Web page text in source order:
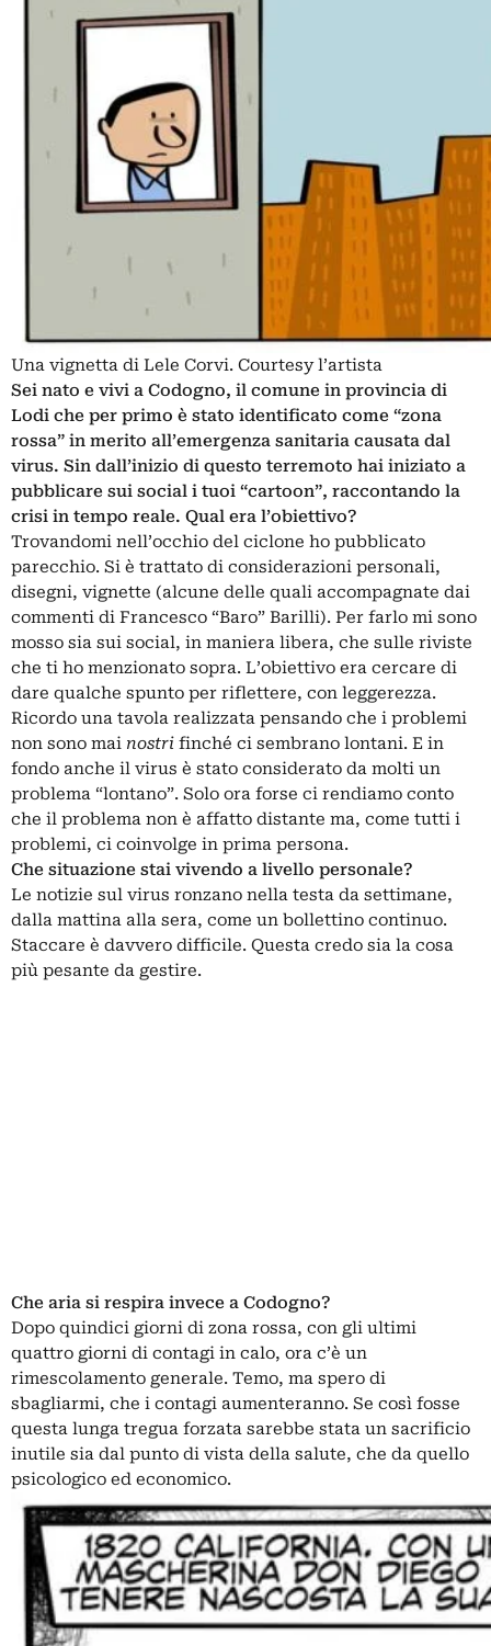
Una vignetta di Lele Corvi. Courtesy l’artista
Sei nato e vivi a Codogno, il comune in provincia di
Lodi che per primo è stato identificato come “zona
rossa” in merito all’emergenza sanitaria causata dal
virus. Sin dall’inizio di questo terremoto hai iniziato a
pubblicare sui social i tuoi “cartoon”, raccontando la
crisi in tempo reale. Qual era l’obiettivo?
Trovandomi nell’occhio del ciclone ho pubblicato
parecchio. Si è trattato di considerazioni personali,
disegni, vignette (alcune delle quali accompagnate dai
commenti di Francesco “Baro” Barilli). Per farlo mi sono
mosso sia sui social, in maniera libera, che sulle riviste
che ti ho menzionato sopra. L’obiettivo era cercare di
dare qualche spunto per riflettere, con leggerezza.
Ricordo una tavola realizzata pensando che i problemi
non sono mai nostri finché ci sembrano lontani. E in
fondo anche il virus è stato considerato da molti un
problema “lontano”. Solo ora forse ci rendiamo conto
che il problema non è affatto distante ma, come tutti i
problemi, ci coinvolge in prima persona.
Che situazione stai vivendo a livello personale?
Le notizie sul virus ronzano nella testa da settimane,
dalla mattina alla sera, come un bollettino continuo.
Staccare è davvero difficile. Questa credo sia la cosa
più pesante da gestire.
Che aria si respira invece a Codogno?
Dopo quindici giorni di zona rossa, con gli ultimi
quattro giorni di contagi in calo, ora c’è un
rimescolamento generale. Temo, ma spero di
sbagliarmi, che i contagi aumenteranno. Se così fosse
questa lunga tregua forzata sarebbe stata un sacrificio
inutile sia dal punto di vista della salute, che da quello
psicologico ed economico.